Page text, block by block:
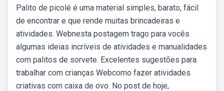
Palito de picolé é uma material simples, barato, fácil
de encontrar e que rende muitas brincadeiras e
atividades. Webnesta postagem trago para vocês
algumas ideias incríveis de atividades e manualidades
com palitos de sorvete. Excelentes sugestões para
trabalhar com crianças Webcomo fazer atividades
criativas com caixa de ovo. No post de hoje,